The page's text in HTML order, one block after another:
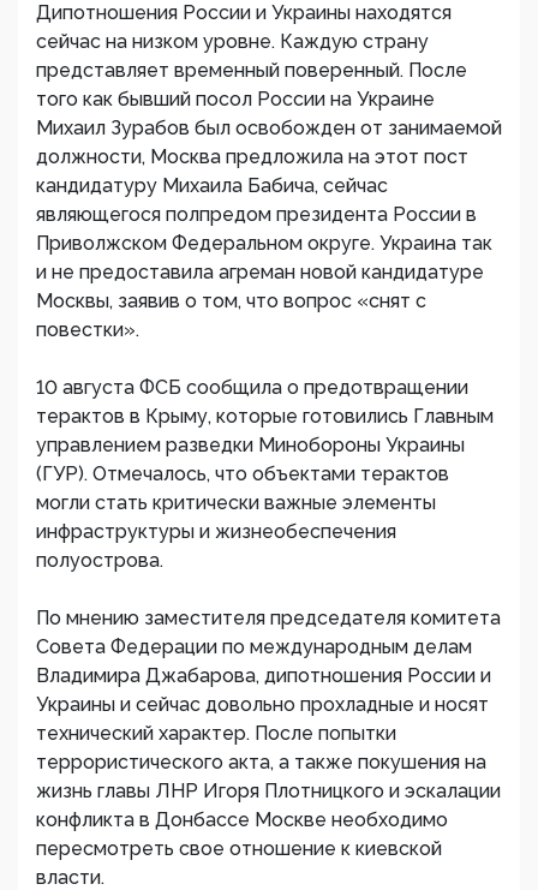
Дипотношения России и Украины находятся
сейчас на низком уровне. Каждую страну
представляет временный поверенный. После
того как бывший посол России на Украине
Михаил Зурабов был освобожден от занимаемой
должности, Москва предложила на этот пост
кандидатуру Михаила Бабича, сейчас
являющегося полпредом президента России в
Приволжском Федеральном округе. Украина так
и не предоставила агреман новой кандидатуре
Москвы, заявив о том, что вопрос «снят с
повестки».
10 августа ФСБ сообщила о предотвращении
терактов в Крыму, которые готовились Главным
управлением разведки Минобороны Украины
(ГУР). Отмечалось, что объектами терактов
могли стать критически важные элементы
инфраструктуры и жизнеобеспечения
полуострова.
По мнению заместителя председателя комитета
Совета Федерации по международным делам
Владимира Джабарова, дипотношения России и
Украины и сейчас довольно прохладные и носят
технический характер. После попытки
террористического акта, а также покушения на
жизнь главы ЛНР Игоря Плотницкого и эскалации
конфликта в Донбассе Москве необходимо
пересмотреть свое отношение к киевской
власти.